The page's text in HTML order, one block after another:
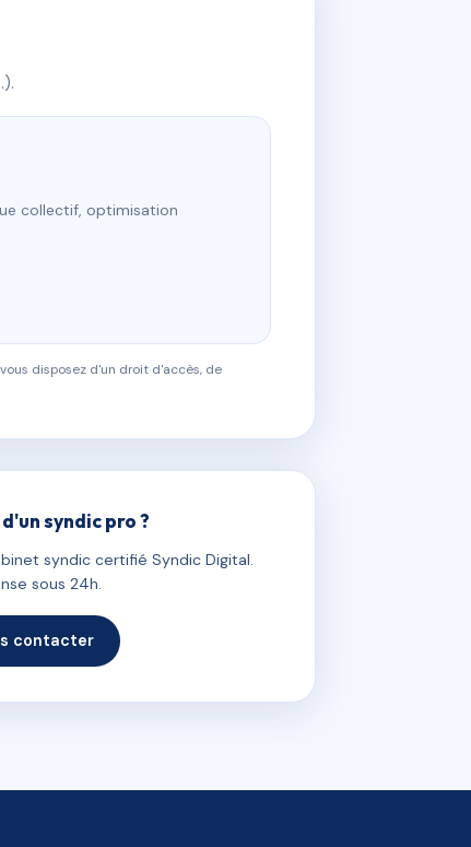
collectif, optimisation
disposez d'un droit d'accès, de
syndic pro ?
syndic certifié Syndic Digital.
sous 24h.
contacter